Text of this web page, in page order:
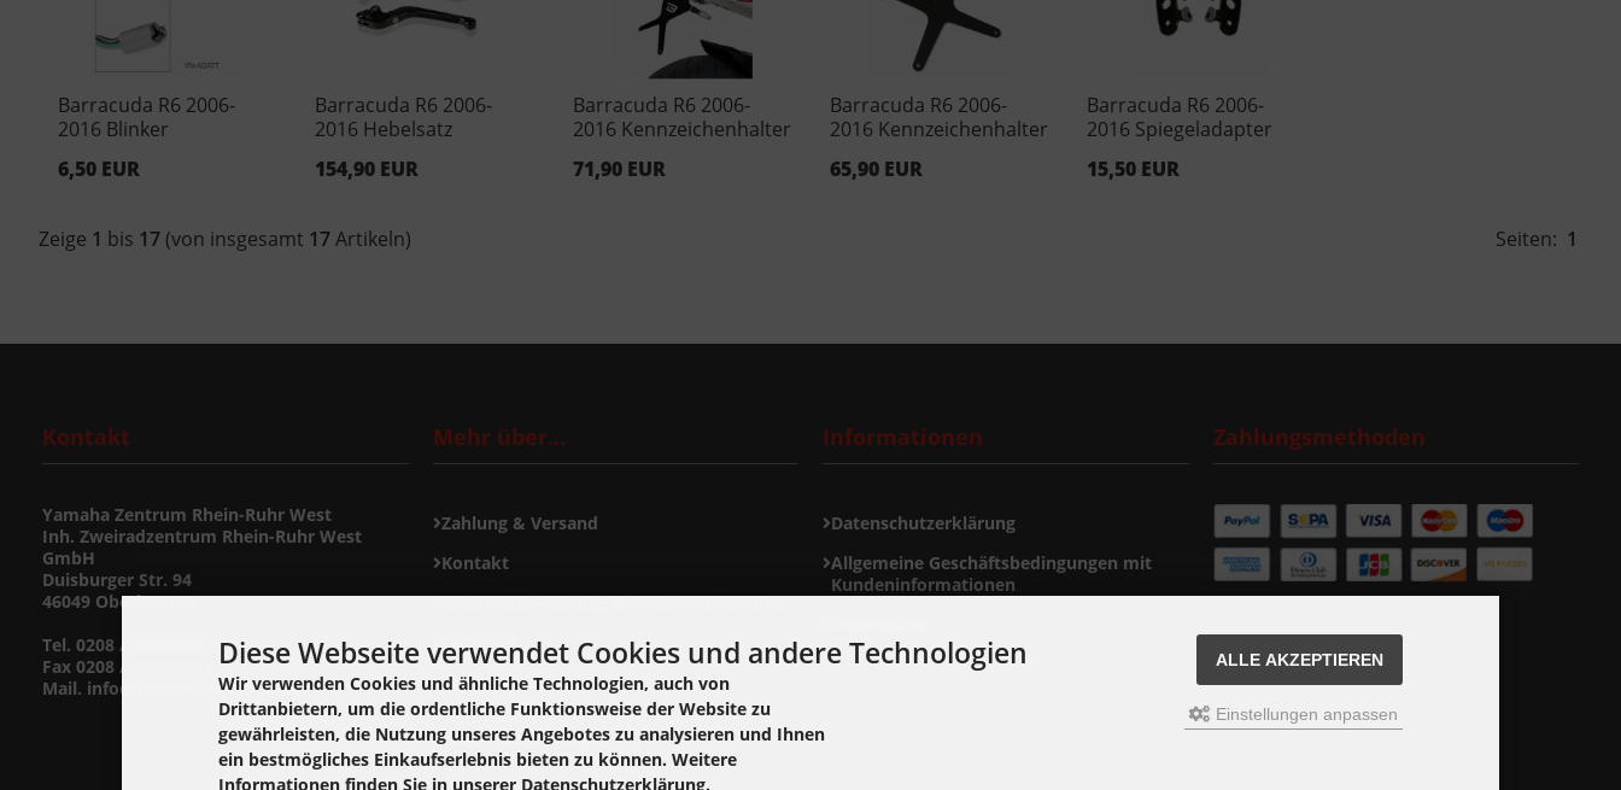
Barracuda R6 2006-
2016 Blinker
6,50 EUR
Barracuda R6 2006-
2016 Hebelsatz
154,90 EUR
Barracuda R6 2006-
2016 Kennzeichenhalter
71,90 EUR
Barracuda R6 2006-
2016 Kennzeichenhalter
65,90 EUR
Barracuda R6 2006-
2016 Spiegeladapter
15,50 EUR
Zeige 1 bis 17 (von insgesamt 17Artikeln) Seiten: 1
Kontakt
Yamaha Zentrum Rhein-Ruhr West
Inh. Zweiradzentrum Rhein-Ruhr West
GmbH
Duisburger Str. 94
46049 Oberhausen
Tel. 0208 / 38595000
Fax 0208 / 38598000
Mail. info@yamaha-ersatzteil.de
Mehr über...
Zahlung & Versand
Kontakt
Widerrufsbelehrung & Widerrufsformular
Lieferzeit
Widerrufsformular
Cookie Einstellungen
Informationen
Datenschutzerklärung
Allgemeine Geschäftsbedingungen mit
Kundeninformationen
Zahlungsmethoden
Diese Webseite verwendet Cookies und andere Technologien
Wir verwenden Cookies und ähnliche Technologien, auch von
Drittanbietern, um die ordentliche Funktionsweise der Website zu
gewährleisten, die Nutzung unseres Angebotes zu analysieren und Ihnen
ein bestmögliches Einkaufserlebnis bieten zu können. Weitere
Informationen finden Sie in unserer Datenschutzerklärung.
ALLE AKZEPTIEREN
Einstellungen anpassen